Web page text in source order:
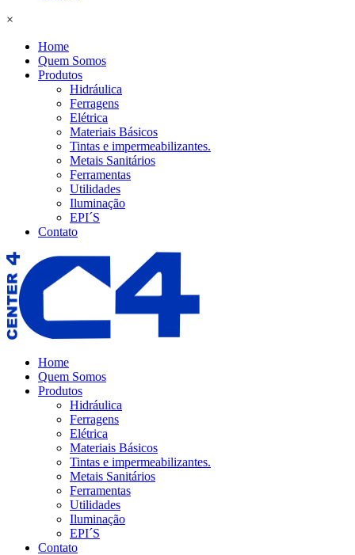
×
Home
Quem Somos
Produtos
Hidráulica
Ferragens
Elétrica
Materiais Básicos
Tintas e impermeabilizantes.
Metais Sanitários
Ferramentas
Utilidades
Iluminação
EPI´S
Contato
Home
Quem Somos
Produtos
Hidráulica
Ferragens
Elétrica
Materiais Básicos
Tintas e impermeabilizantes.
Metais Sanitários
Ferramentas
Utilidades
Iluminação
EPI´S
Contato